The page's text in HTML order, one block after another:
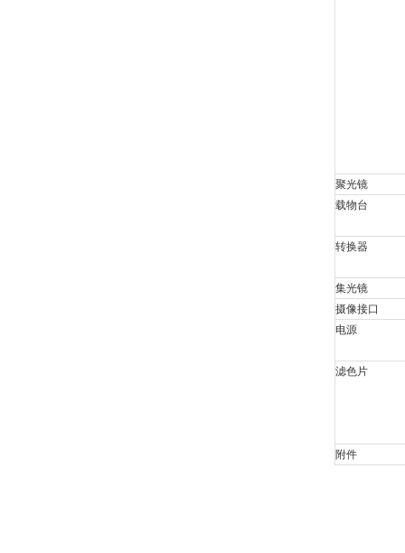
聚光镜
载物台
转换器
集光镜
摄像接口
电源
滤色片
附件